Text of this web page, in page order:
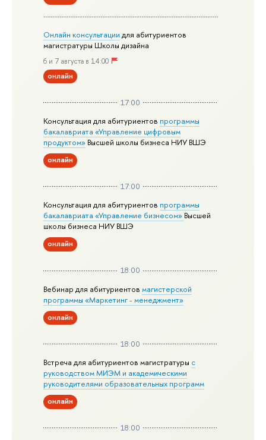
Онлайн консультации для абитуриентов
магистратуры Школы дизайна
6 и 7 августа в 14:00
онлайн
17:00
Консультация для абитуриентов программы
бакалавриата «Управление цифровым
продуктом» Высшей школы бизнеса НИУ ВШЭ
онлайн
17:00
Консультация для абитуриентов программы
бакалавриата «Управление бизнесом» Высшей
школы бизнеса НИУ ВШЭ
онлайн
18:00
Вебинар для абитуриентовмагистерской
программы «Маркетинг - менеджмент»
онлайн
18:00
Встреча для абитуриентов магистратуры с
руководством МИЭМ и академическими
руководителями образовательных программ
онлайн
18:00